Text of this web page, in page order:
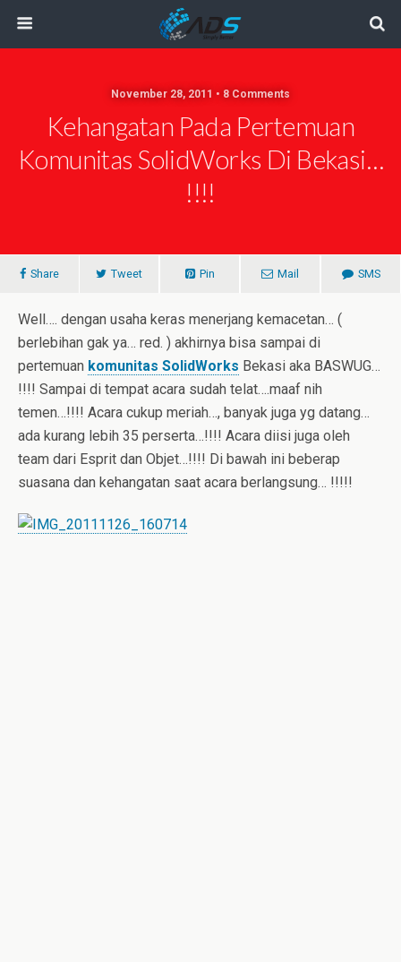
November 28, 2011 • 8 Comments
Kehangatan Pada Pertemuan
Komunitas SolidWorks Di Bekasi…
!!!!
Share Tweet Pin Mail SMS
Well…. dengan usaha keras menerjang kemacetan… (
berlebihan gak ya… red. ) akhirnya bisa sampai di
pertemuan komunitas SolidWorks Bekasi aka BASWUG…
!!!! Sampai di tempat acara sudah telat….maaf nih
temen…!!!! Acara cukup meriah…, banyak juga yg datang…
ada kurang lebih 35 perserta…!!!! Acara diisi juga oleh
team dari Esprit dan Objet…!!!! Di bawah ini beberap
suasana dan kehangatan saat acara berlangsung… !!!!!